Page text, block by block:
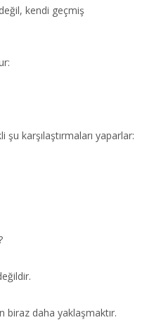
kendi geçmiş
karşılaştırmaları yaparlar:
biraz daha yaklaşmaktır.